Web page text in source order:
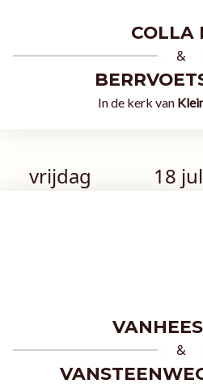
COLLA
&
In de kerk van
vrijdag 18
&